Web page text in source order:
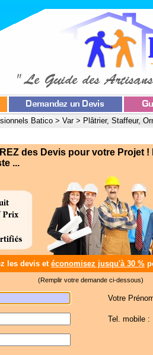
Batico > Var> Plâtrier, Staffeur,
des Devis pour votre Projet !
...
les devis et économisez jusqu'à 30 %
(Remplir votre demande ci-dessous)
Votre
Tel. mobile :